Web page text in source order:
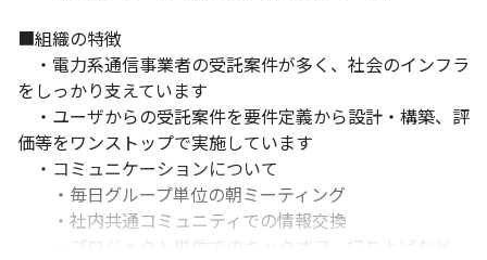
■組織の特徴
・電力系通信事業者の受託案件が多く、社会のインフラ
をしっかり支えています
・ユーザからの受託案件を要件定義から設計・構築、評
価等をワンストップで実施しています
・コミュニケーションについて
・毎日グループ単位の朝ミーティング
・社内共通コミュニティでの情報交換
・プロジェクト単位でのキックオフ、打ち上げなど